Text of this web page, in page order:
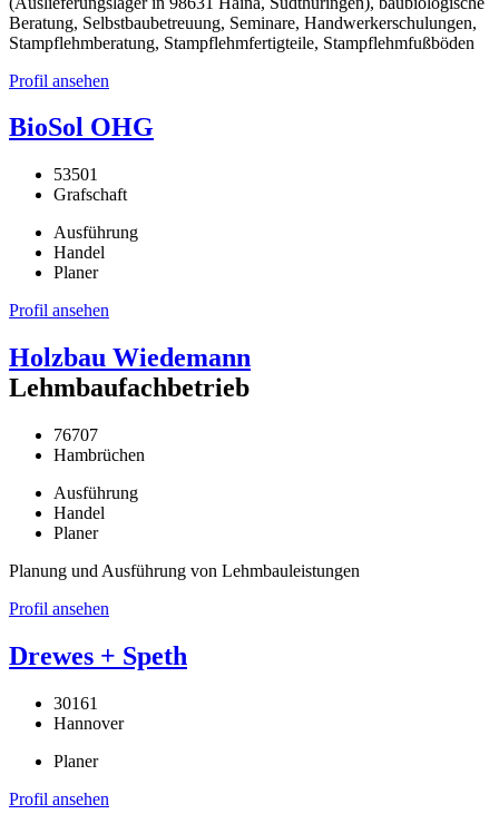
Beratung, Selbstbaubetreuung, Seminare, Handwerkerschulungen,
Stampflehmberatung, Stampflehmfertigteile, Stampflehmfußböden
Profil ansehen
BioSol OHG
53501
Grafschaft
Ausführung
Handel
Planer
Profil ansehen
Holzbau Wiedemann
Lehmbaufachbetrieb
76707
Hambrüchen
Ausführung
Handel
Planer
Planung und Ausführung von Lehmbauleistungen
Profil ansehen
Drewes + Speth
30161
Hannover
Planer
Profil ansehen